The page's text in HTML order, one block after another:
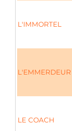
L'IMMORTEL
L'EMMERDEUR
LE COACH